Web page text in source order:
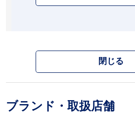
閉じる
ブランド・取扱店舗